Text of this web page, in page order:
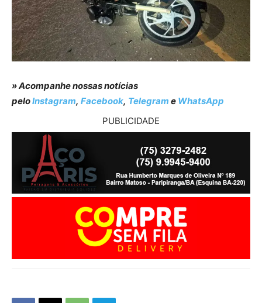
» Acompanhe nossas notícias
peloInstagram, Facebook, Telegram e WhatsApp
PUBLICIDADE